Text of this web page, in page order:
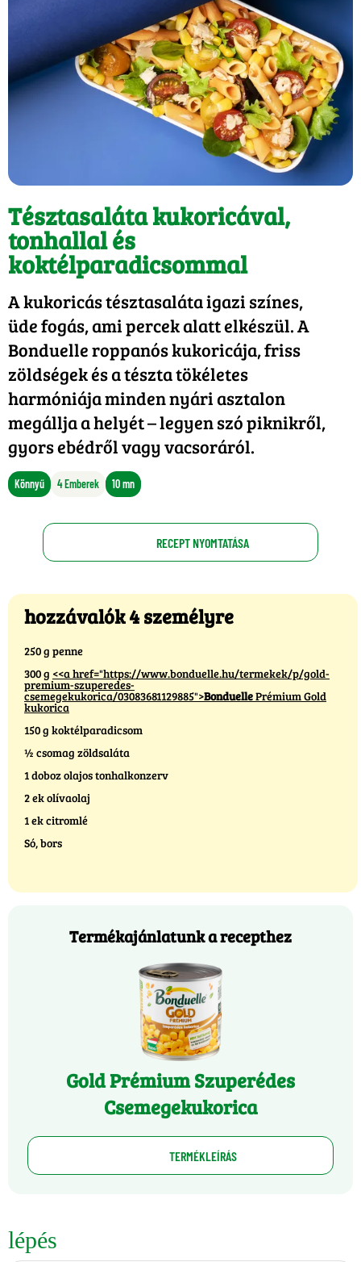
Tésztasaláta kukoricával,
tonhallal és
koktélparadicsommal
A kukoricás tésztasaláta igazi színes,
üde fogás, ami percek alatt elkészül. A
Bonduelle roppanós kukoricája, friss
zöldségek és a tészta tökéletes
harmóniája minden nyári asztalon
megállja a helyét – legyen szó piknikről,
gyors ebédről vagy vacsoráról.
Könnyű 4 Emberek 10 mn
RECEPT NYOMTATÁSA
hozzávalók 4 személyre
250 g penne
300 g <<a href="https://www.bonduelle.hu/termekek/p/gold-
premium-szuperedes-
csemegekukorica/03083681129885">BonduellePrémium Gold
kukorica
150 g koktélparadicsom
½ csomag zöldsaláta
1 doboz olajos tonhalkonzerv
2 ek olívaolaj
1 ek citromlé
Só, bors
Termékajánlatunk a recepthez
Gold Prémium Szuperédes
Csemegekukorica
TERMÉKLEÍRÁS
lépés